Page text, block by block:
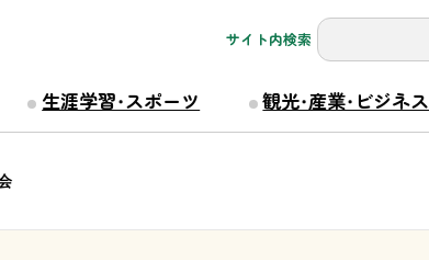
サイト内検索
生涯学習・スポーツ 観光・産業・ビジネス